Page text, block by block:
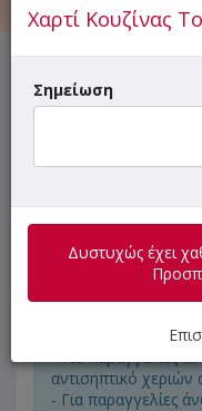
- Για παραγγελίες
αντισηπτικό χεριών
- Για παραγγελίες
Χαρτί Κουζίνας
Σημείωση
Δυστυχώς έχει